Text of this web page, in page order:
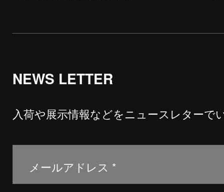
NEWS LETTER
入荷や展示情報などをニュースレターで